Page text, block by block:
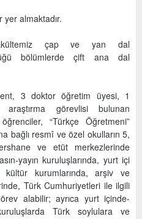
almaktadır.
çap ve yan dal
bölümlerde çift ana dal
3 doktor öğretim üyesi, 1
görevlisi bulunan
“Türkçe Öğretmeni”
bağlı resmî ve özel okulların 5,
ve etüt merkezlerinde
yayın kuruluşlarında, yurt içi
kurumlarında, arşiv ve
Türk Cumhuriyetleri ile ilgili
alabilir; ayrıca yurt içinde-
Türk soylulara ve